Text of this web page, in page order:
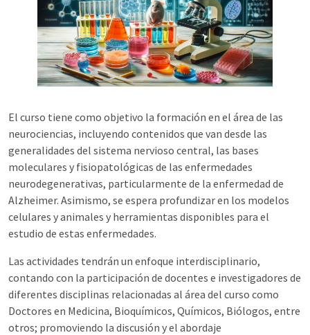
El curso tiene como objetivo la formación en el área de las
neurociencias, incluyendo contenidos que van desde las
generalidades del sistema nervioso central, las bases
moleculares y fisiopatológicas de las enfermedades
neurodegenerativas, particularmente de la enfermedad de
Alzheimer. Asimismo, se espera profundizar en los modelos
celulares y animales y herramientas disponibles para el
estudio de estas enfermedades.
Las actividades tendrán un enfoque interdisciplinario,
contando con la participación de docentes e investigadores de
diferentes disciplinas relacionadas al área del curso como
Doctores en Medicina, Bioquímicos, Químicos, Biólogos, entre
otros; promoviendo la discusión y el abordaje